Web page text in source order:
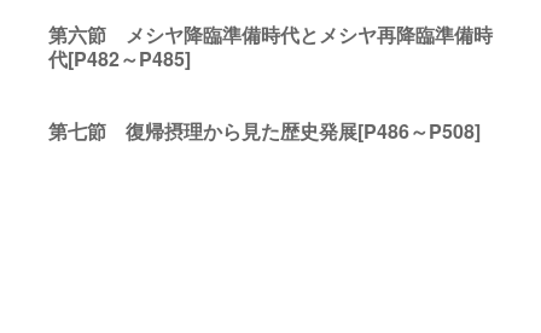
第六節 メシヤ降臨準備時代とメシヤ再降臨準備時
代[P482～P485]
第七節 復帰摂理から見た歴史発展[P486～P508]